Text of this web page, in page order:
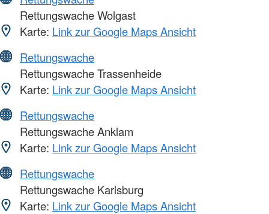
Rettungswache Wolgast
Karte: Link zur Google Maps Ansicht
Rettungswache
Rettungswache Trassenheide
Karte: Link zur Google Maps Ansicht
Rettungswache
Rettungswache Anklam
Karte: Link zur Google Maps Ansicht
Rettungswache
Rettungswache Karlsburg
Karte: Link zur Google Maps Ansicht